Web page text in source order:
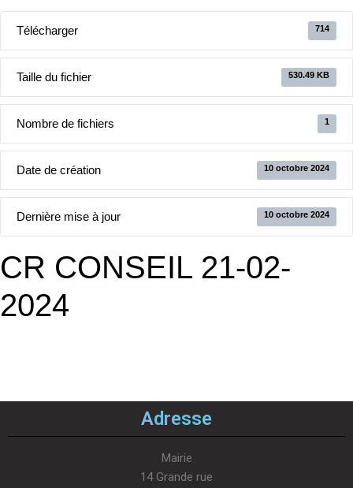
Télécharger 714
Taille du fichier 530.49 KB
Nombre de fichiers 1
Date de création 10 octobre 2024
Dernière mise à jour 10 octobre 2024
CR CONSEIL 21-02-
2024
Adresse
Mairie
14 Grande rue